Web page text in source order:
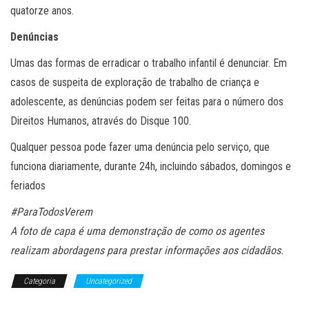
quatorze anos.
Denúncias
Umas das formas de erradicar o trabalho infantil é denunciar. Em
casos de suspeita de exploração de trabalho de criança e
adolescente, as denúncias podem ser feitas para o número dos
Direitos Humanos, através do Disque 100.
Qualquer pessoa pode fazer uma denúncia pelo serviço, que
funciona diariamente, durante 24h, incluindo sábados, domingos e
feriados
#ParaTodosVerem
A foto de capa é uma demonstração de como os agentes
realizam abordagens para prestar informações aos cidadãos.
Categoria Uncategorized